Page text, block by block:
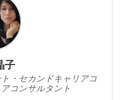
子
・セカンドキャリアコ
コンサルタント